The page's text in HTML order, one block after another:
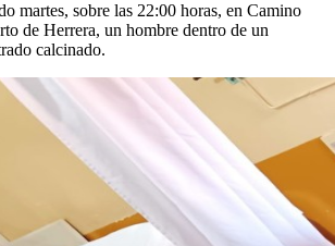
martes, sobre las 22:00 horas, en Camino
de Herrera, un hombre dentro de un
calcinado.